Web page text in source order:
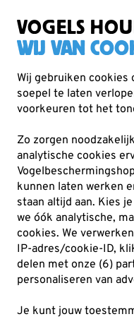
VOGELS
WIJ VAN
Wij gebruiken cookies
soepel te laten
voorkeuren tot het
Zo zorgen
analytische cookies
kunnen laten werken
staan altijd aan. Kies
we óók analytische,
cookies. We
IP-adres/cookie-ID,
delen met onze (6)
personaliseren van
Je kunt jouw
Vogelvoer